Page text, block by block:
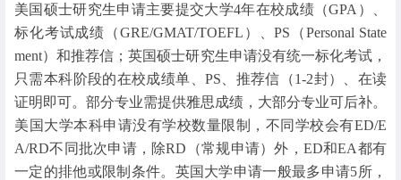
美国硕士研究生申请主要提交大学4年在校成绩（GPA）、
标化考试成绩（GRE/GMAT/TOEFL）、PS（Personal State
ment）和推荐信；英国硕士研究生申请没有统一标化考试，
只需本科阶段的在校成绩单、PS、推荐信（1-2封）、在读
证明即可。部分专业需提供雅思成绩，大部分专业可后补。
美国大学本科申请没有学校数量限制，不同学校会有ED/E
A/RD不同批次申请，除RD（常规申请）外，ED和EA都有
一定的排他或限制条件。英国大学申请一般最多申请5所，